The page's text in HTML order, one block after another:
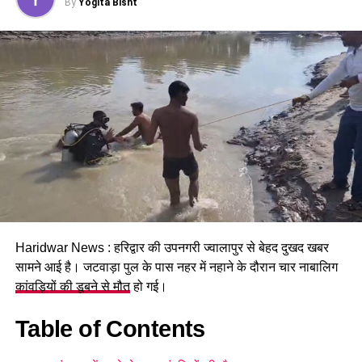
पढ़े धामी कैबिनेट के प्रमुख फैसले
GST संशोधित अध्यादेश को मंजूरी।
नैनीताल हाईकोर्ट के लिए हल्द्वानी गौलापार में 30 हेक्टेयर जमीन
देने का फैसला।
Haridwar News : हरिद्वार की उपनगरी ज्वालापुर से बेहद दुखद खबर
सामने आई है। जटवाड़ा पुल के पास नहर में नहाने के दौरान चार नाबालिग
कांवड़ियों की डूबने से मौतहो गई।
Table of Contents